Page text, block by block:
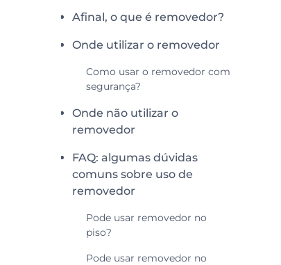
Afinal, o que é removedor?
Onde utilizar o removedor
Como usar o removedor com
segurança?
Onde não utilizar o
removedor
FAQ: algumas dúvidas
comuns sobre uso de
removedor
Pode usar removedor no
piso?
Pode usar removedor no